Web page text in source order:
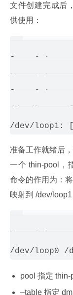
文件创建完成后
供使用：
/dev/loop0:
准备工作就绪后
一个 thin-pool，
命令的作用为：
映射到 /dev/
pool 指定
–table 指定